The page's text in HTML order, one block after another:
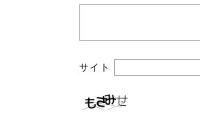
サイト